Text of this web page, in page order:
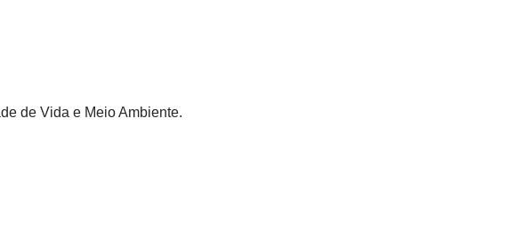
de Vida e Meio Ambiente.